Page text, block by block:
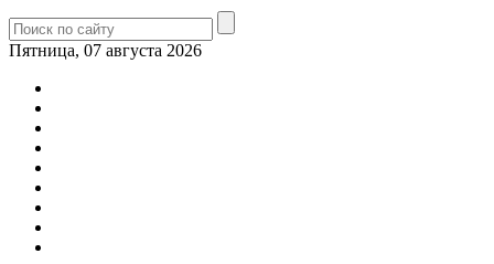
Пятница, 07 августа 2026